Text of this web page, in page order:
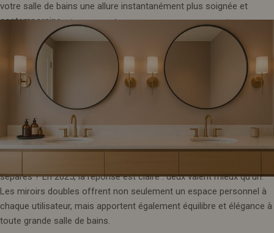
votre salle de bains une allure instantanément plus soignée et
contemporaine.
8. Deux valent mieux qu'un : Tendances
miroir pour les espaces partagés
Si vous possédez un meuble-lavabo à double vasque, vous
séparés ? En 2025, la réponse est claire : deux valent mieux qu'un.
Les miroirs doubles offrent non seulement un espace personnel à
chaque utilisateur, mais apportent également équilibre et élégance à
toute grande salle de bains.